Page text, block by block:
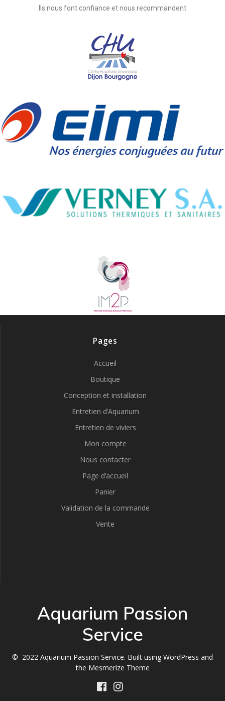
Ils nous font confiance et nous recommandent
Pages
Accueil
Boutique
Conception et installation
Entretien d’Aquarium
Entretien de viviers
Mon compte
Nous contacter
Page d’accueil
Panier
Validation de la commande
Vente
Aquarium Passion
Service
© 2022 Aquarium Passion Service. Built using WordPress and
the Mesmerize Theme